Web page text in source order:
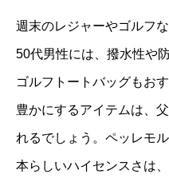
週末のレジャーやゴルフ
50代男性には、撥水性や
ゴルフトートバッグもお
豊かにするアイテムは、
れるでしょう。ペッレモ
本らしいハイセンスさは